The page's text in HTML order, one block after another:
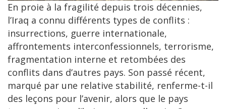
En proie à la fragilité depuis trois décennies,
l’Iraq a connu différents types de conflits :
insurrections, guerre internationale,
affrontements interconfessionnels, terrorisme,
fragmentation interne et retombées des
conflits dans d’autres pays. Son passé récent,
marqué par une relative stabilité, renferme-t-il
des leçons pour l’avenir, alors que le pays